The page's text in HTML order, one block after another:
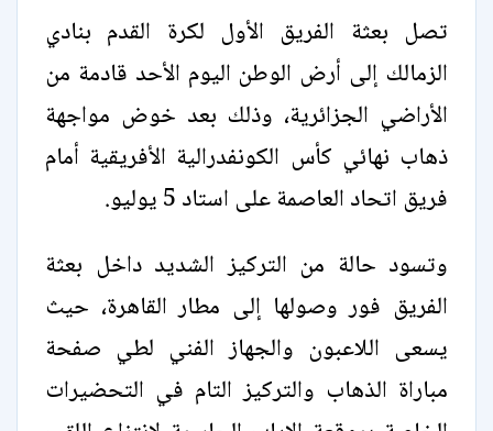
تصل بعثة الفريق الأول لكرة القدم بنادي
الزمالك إلى أرض الوطن اليوم الأحد قادمة من
الأراضي الجزائرية، وذلك بعد خوض مواجهة
ذهاب نهائي كأس الكونفدرالية الأفريقية أمام
فريق اتحاد العاصمة على استاد 5 يوليو.
وتسود حالة من التركيز الشديد داخل بعثة
الفريق فور وصولها إلى مطار القاهرة، حيث
يسعى اللاعبون والجهاز الفني لطي صفحة
مباراة الذهاب والتركيز التام في التحضيرات